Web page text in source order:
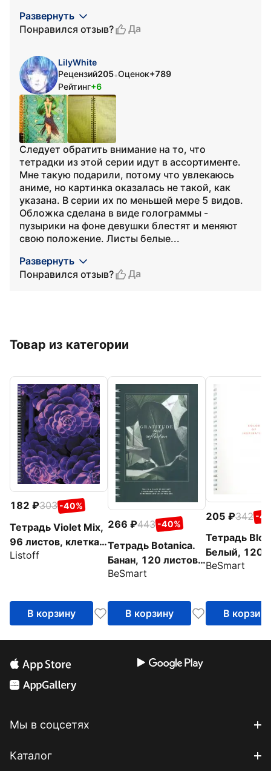
Развернуть
Понравился отзыв?
Да
LilyWhite
Рецензий205•Оценок+789
Рейтинг+6
Следует обратить внимание на то, что
тетрадки из этой серии идут в ассортименте.
Мне такую подарили, потому что увлекаюсь
аниме, но картинка оказалась не такой, как
указана. В серии их по меньшей мере 5 видов.
Обложка сделана в виде голограммы -
пузырики на фоне девушки блестят и меняют
свою положение. Листы белые...
Развернуть
Понравился отзыв?
Да
Товар из категории
182 303 -40%
Тетрадь Violet Mix,
96 листов, клетка,
в ассортименте
Listoff
В корзину
266 443 -40%
Тетрадь Botanica.
Банан, 120 листов,
клетка
BeSmart
В корзину
205 342 -
Тетрадь
Белый, 120
клетка
BeSmart
В корзину
Мы в соцсетях
Каталог